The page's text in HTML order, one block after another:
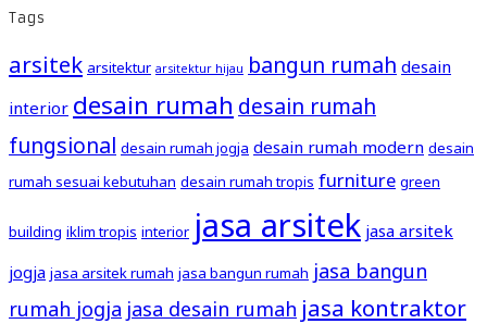
Tags
arsitek arsitektur arsitektur hijau bangun rumah desain
interior desain rumah desain rumah
fungsional desain rumah jogja desain rumah modern desain
rumah sesuai kebutuhan desain rumah tropis furniture green
building iklim tropis interior jasa arsitek jasa arsitek
jogja jasa arsitek rumah jasa bangun rumah jasa bangun
rumah jogja jasa desain rumah jasa kontraktor